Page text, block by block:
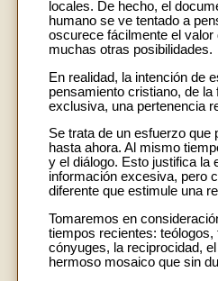
locales. De hecho, el
humano se ve tentado a
oscurece fácilmente el
muchas otras posibilidades.
En realidad, la intención de
pensamiento cristiano, de
exclusiva, una pertenencia
Se trata de un esfuerzo
hasta ahora. Al mismo
y el diálogo. Esto justifica la
información excesiva, pero
diferente que estimule una
Tomaremos en
tiempos recientes:
cónyuges, la reciprocidad,
hermoso mosaico que sin